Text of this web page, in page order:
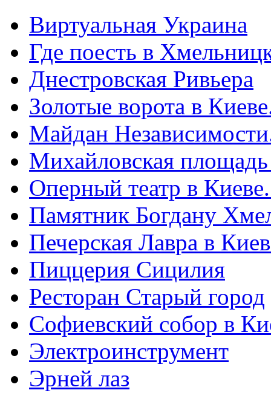
Виртуальная Украина
Где поесть в
Днестровская Ривьера
Золотые ворота в
Майдан
Михайловская
Оперный театр в
Памятник Богдану
Печерская Лавра в
Пиццерия Сицилия
Ресторан Старый город
Софиевский собор в
Электроинструмент
Эрней лаз